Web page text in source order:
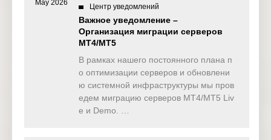
May 2026
Центр уведомлений
Важное уведомление –
Организация миграции серверов
MT4/MT5
В рамках нашего постоянного плана п
о оптимизации серверов и обновлени
ю системной инфраструктуры мы пров
едем миграцию серверов MT4/MT5 Liv
e и Demo. …